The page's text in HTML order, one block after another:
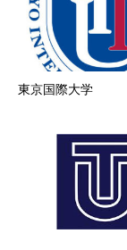
東京国際大学